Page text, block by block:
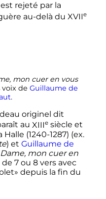
est rejeté par la
au-delà du XVIIe
mon cuer en vous
de Guillaume de
.
originel dit
au XIIIe siècle et
(1240-1287) (ex.
) et Guillaume de
Dame, mon cuer en
7 ou 8 vers avec
depuis la fin du